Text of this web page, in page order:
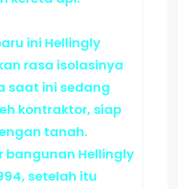
ini Hellingly
rasa isolasinya
saat ini sedang
kontraktor, siap
tanah.
bangunan Hellingly
setelah itu